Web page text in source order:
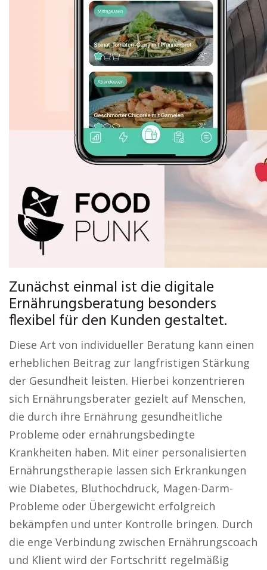
Zunächst einmal ist die digitale
Ernährungsberatung besonders
flexibel für den Kunden gestaltet.
Diese Art von individueller Beratung kann einen
erheblichen Beitrag zur langfristigen Stärkung
der Gesundheit leisten. Hierbei konzentrieren
sich Ernährungsberater gezielt auf Menschen,
die durch ihre Ernährung gesundheitliche
Probleme oder ernährungsbedingte
Krankheiten haben. Mit einer personalisierten
Ernährungstherapie lassen sich Erkrankungen
wie Diabetes, Bluthochdruck, Magen-Darm-
Probleme oder Übergewicht erfolgreich
bekämpfen und unter Kontrolle bringen. Durch
die enge Verbindung zwischen Ernährungscoach
und Klient wird der Fortschritt regelmäßig